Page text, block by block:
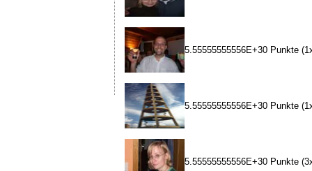
5.55555555556E+30 Punkte
5.55555555556E+30 Punkte
5.55555555556E+30 Punkte